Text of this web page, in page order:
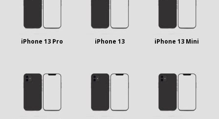
iPhone 13 Pro iPhone 13 iPhone 13 Mini